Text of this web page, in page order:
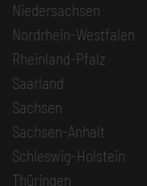
Niedersachsen
Nordrhein-Westfalen
Rheinland-Pfalz
Saarland
Sachsen
Sachsen-Anhalt
Schleswig-Holstein
Thüringen